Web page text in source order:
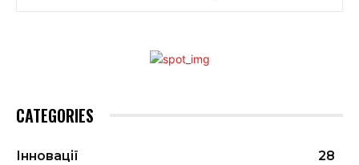
CATEGORIES
Інновації
28